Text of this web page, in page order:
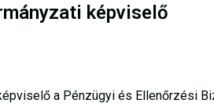
képviselő
a Pénzügyi és Ellenőrzési